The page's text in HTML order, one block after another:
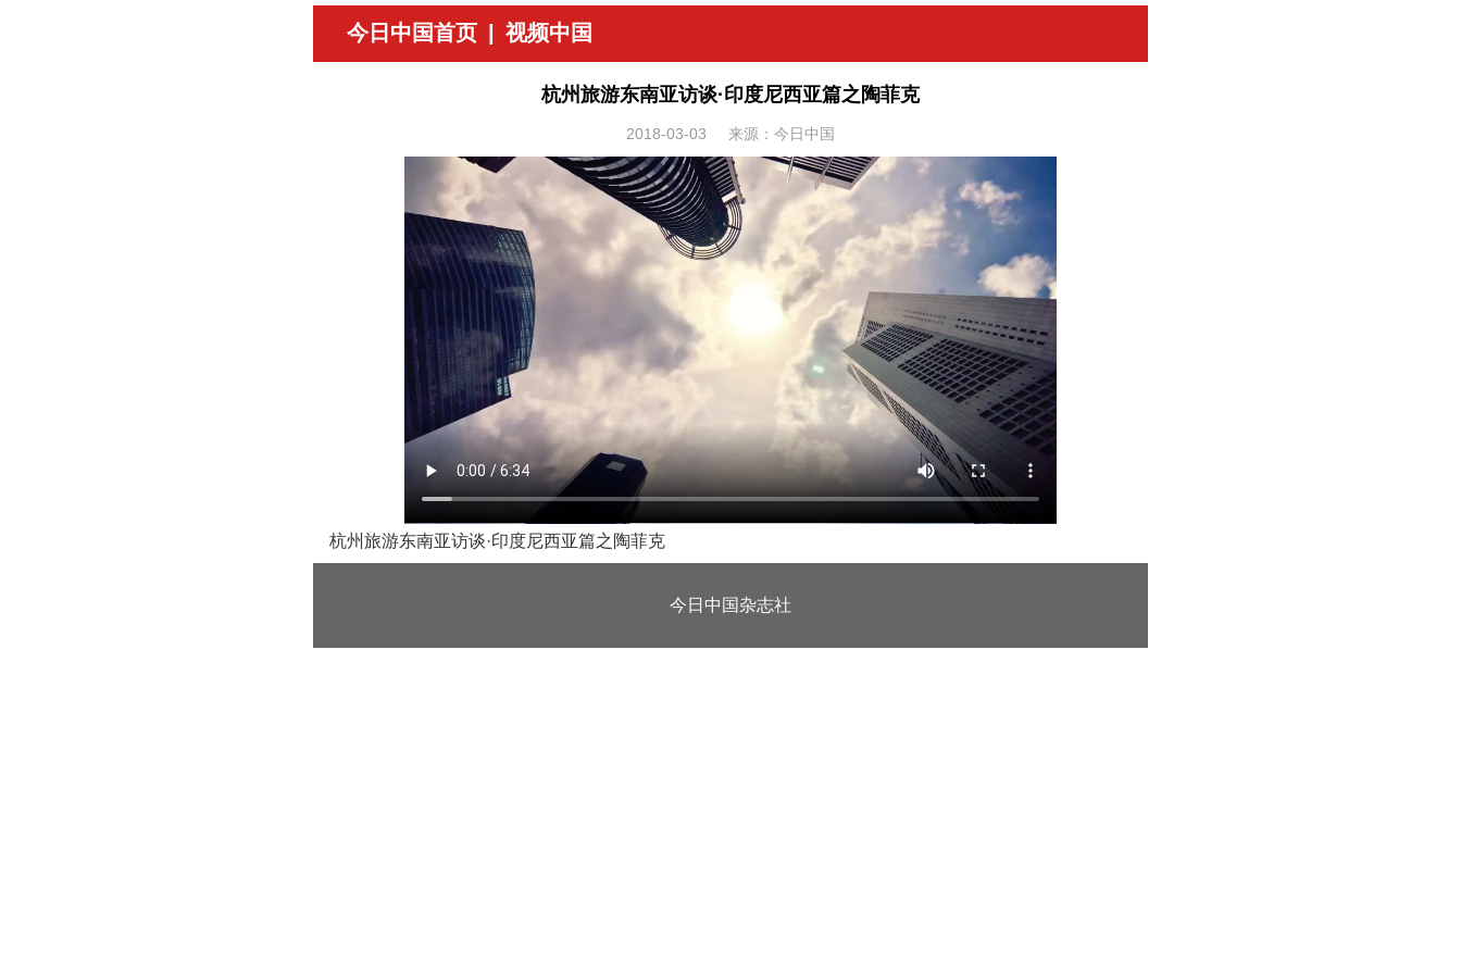
今日中国首页 视频中国
杭州旅游东南亚访谈·印度尼西亚篇之陶菲克
2018-03-03 来源：今日中国
杭州旅游东南亚访谈·印度尼西亚篇之陶菲克
今日中国杂志社